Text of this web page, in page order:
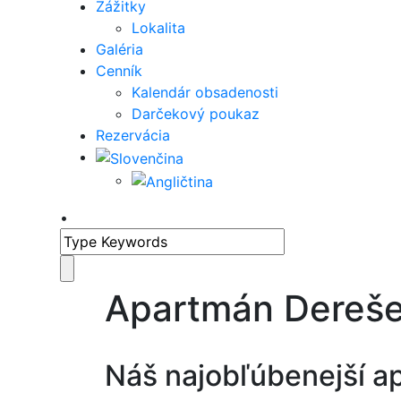
Zážitky
Lokalita
Galéria
Cenník
Kalendár obsadenosti
Darčekový poukaz
Rezervácia
•
Apartmán
Náš najobľúbenejší